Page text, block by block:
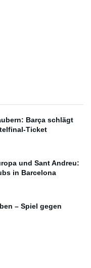
Barça schlägt
Ticket
und Sant Andreu:
in Barcelona
– Spiel gegen